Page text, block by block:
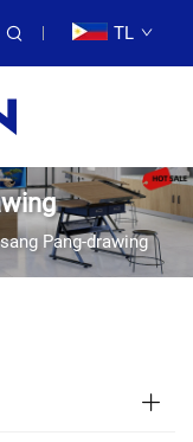
TL
Pang-drawing